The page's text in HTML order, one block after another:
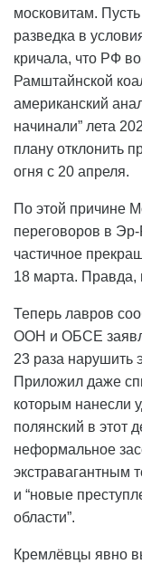
московитам.
разведка в
кричала, что РФ
Рамштайнской
американский
начинали” лета
плану отклонить
огня с 20 апреля.
По этой причине
переговоров в
частичное
18 марта. Правда,
Теперь лавров
ООН и ОБСЕ
23 раза нарушить
Приложил даже
которым нанесли
полянский в этот
неформальное
экстравагантным
и “новые
области”.
Кремлёвцы явно